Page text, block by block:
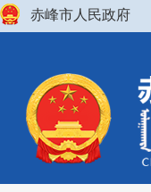
赤峰市人民政府